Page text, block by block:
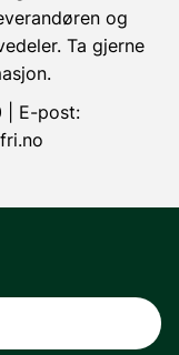
og
Ta gjerne
| E-post: